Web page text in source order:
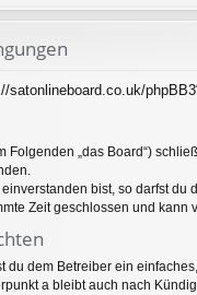
satonlineboard.co.uk/
Folgenden „das Board“)
bist, so darfst
Zeit geschlossen und
du dem Betreiber ein
a bleibt auch nach